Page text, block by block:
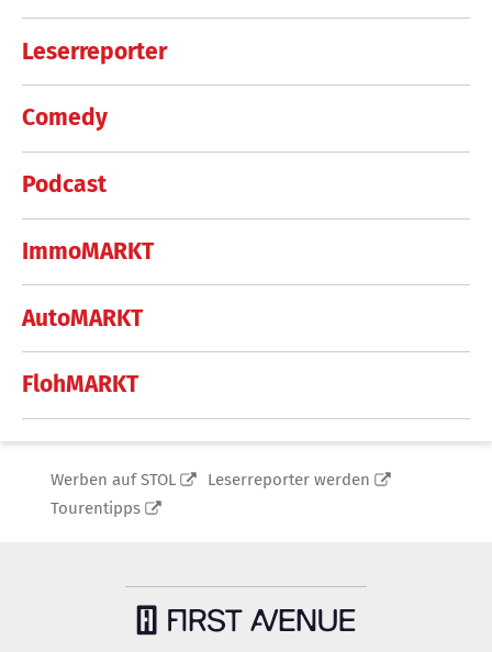
Leserreporter
Comedy
Podcast
ImmoMARKT
AutoMARKT
FlohMARKT
Werben auf STOL
Leserreporter werden
Tourentipps